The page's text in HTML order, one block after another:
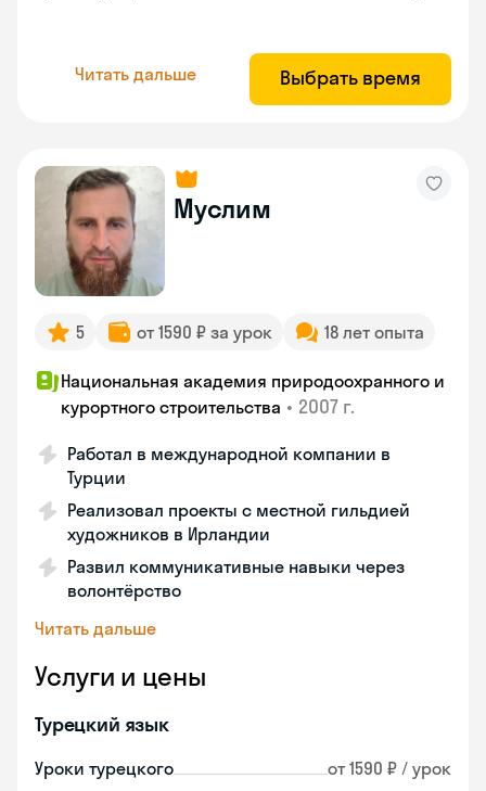
Читать дальше Выбрать время
Муслим
5 от 1590 ₽ за урок 18 лет опыта
Национальная академия природоохранного и
курортного строительства • 2007 г.
Работал в международной компании в
Турции
Реализовал проекты с местной гильдией
художников в Ирландии
Развил коммуникативные навыки через
волонтёрство
Читать дальше
Услуги и цены
Турецкий язык
Уроки турецкого от 1590 ₽ / урок